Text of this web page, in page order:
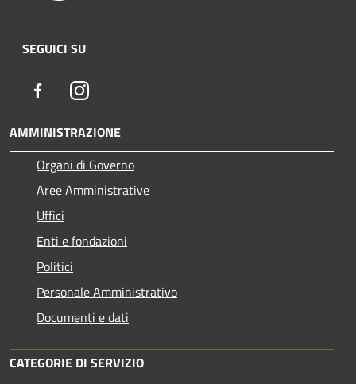
SEGUICI SU
FacebookInstagram
AMMINISTRAZIONE
Organi di Governo
Aree Amministrative
Uffici
Enti e fondazioni
Politici
Personale Amministrativo
Documenti e dati
CATEGORIE DI SERVIZIO